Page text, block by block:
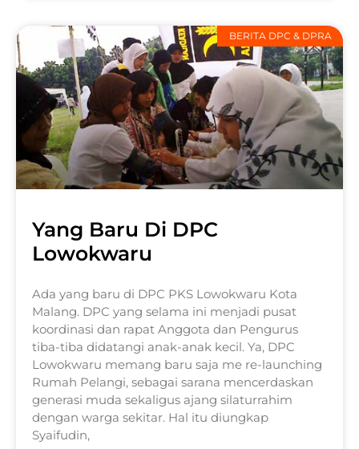
BERITA DPC & DPRA
Yang Baru Di DPC
Lowokwaru
Ada yang baru di DPC PKS Lowokwaru Kota
Malang. DPC yang selama ini menjadi pusat
koordinasi dan rapat Anggota dan Pengurus
tiba-tiba didatangi anak-anak kecil. Ya, DPC
Lowokwaru memang baru saja me re-launching
Rumah Pelangi, sebagai sarana mencerdaskan
generasi muda sekaligus ajang silaturrahim
dengan warga sekitar. Hal itu diungkap
Syaifudin,